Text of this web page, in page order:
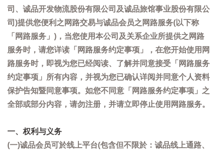
司、诚品开发物流股份有限公司及诚品旅馆事业股份有限公
司)提供您便利之网路交易与诚品会员之网路服务(以下称
「网路服务」)，当您使用本公司及关系企业所提供之网路
服务时，请您详读「网路服务约定事项」，在您开始使用网
路服务时，即视为您已经阅读、了解并同意接受「网路服务
约定事项」所有内容，并视为您已确认详阅并同意个人资料
保护告知暨同意事项。如您不同意「网路服务约定事项」之
全部或部分内容，请勿注册，并请立即停止使用网路服务。
一、权利与义务
(一)诚品会员可於线上平台(包含但不限於：诚品线上通路、